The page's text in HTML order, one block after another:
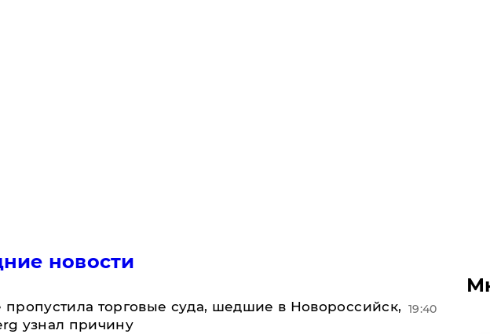
новости
пропустила торговые суда, шедшие в Новороссийск,
узнал причину
19:40